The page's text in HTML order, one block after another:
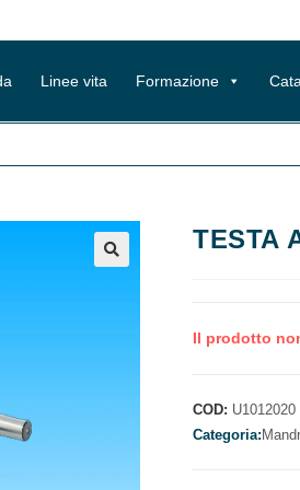
Linee vita Formazione
TESTA
Il prodotto
COD: U1012020
Categoria: